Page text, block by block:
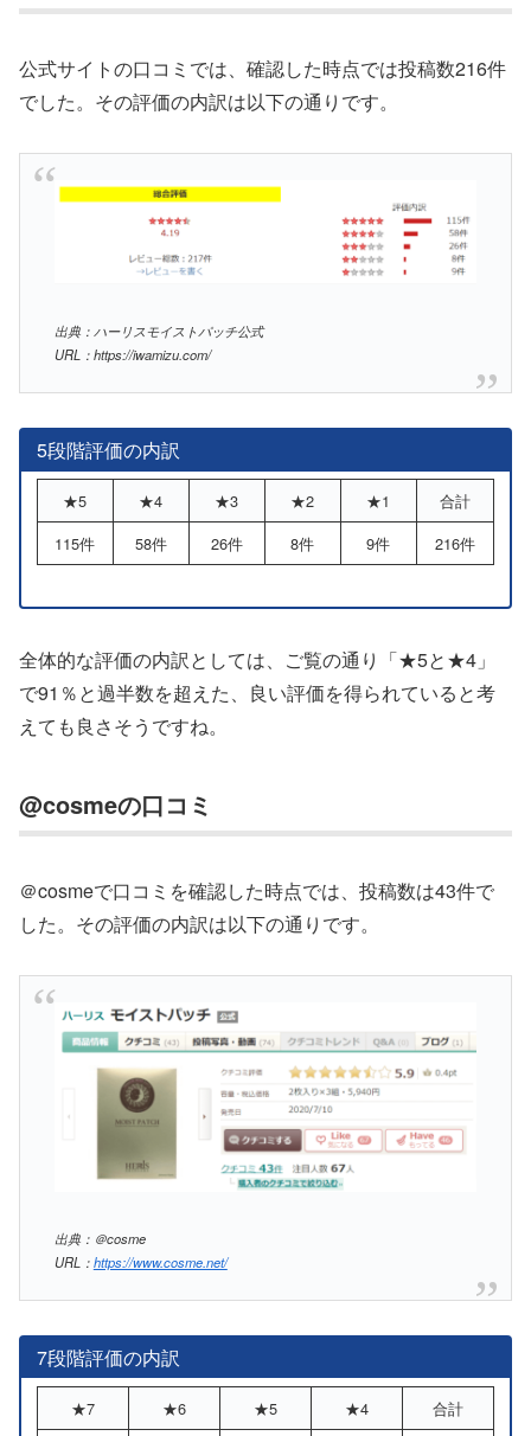
公式サイトの口コミでは、確認した時点では投稿数216件
でした。その評価の内訳は以下の通りです。
出典：ハーリスモイストパッチ公式
URL：https://iwamizu.com/
5段階評価の内訳
★5 ★4 ★3 ★2 ★1
合計
115件
58件 26件 8件 9件 216件
全体的な評価の内訳としては、ご覧の通り「★5と★4」
で91％と過半数を超えた、良い評価を得られていると考
えても良さそうですね。
@cosmeの口コミ
＠cosmeで口コミを確認した時点では、投稿数は43件で
した。その評価の内訳は以下の通りです。
出典：＠cosme
URL：https://www.cosme.net/
7段階評価の内訳
★7 ★6 ★5 ★4
合計